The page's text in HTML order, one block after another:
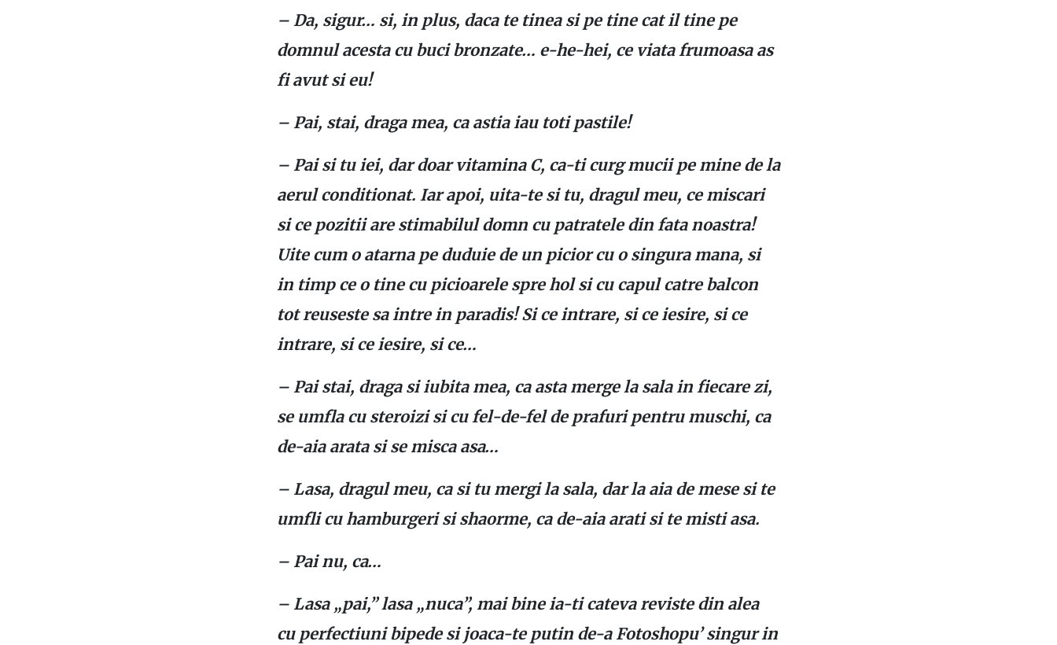
– Da, sigur… si, in plus, daca te tinea si pe tine cat il tine pe
domnul acesta cu buci bronzate… e-he-hei, ce viata frumoasa as
fi avut si eu!
– Pai, stai, draga mea, ca astia iau toti pastile!
– Pai si tu iei, dar doar vitamina C, ca-ti curg mucii pe mine de la
aerul conditionat. Iar apoi, uita-te si tu, dragul meu, ce miscari
si ce pozitii are stimabilul domn cu patratele din fata noastra!
Uite cum o atarna pe duduie de un picior cu o singura mana, si
in timp ce o tine cu picioarele spre hol si cu capul catre balcon
tot reuseste sa intre in paradis! Si ce intrare, si ce iesire, si ce
intrare, si ce iesire, si ce…
– Pai stai, draga si iubita mea, ca asta merge la sala in fiecare zi,
se umfla cu steroizi si cu fel-de-fel de prafuri pentru muschi, ca
de-aia arata si se misca asa…
– Lasa, dragul meu, ca si tu mergi la sala, dar la aia de mese si te
umfli cu hamburgeri si shaorme, ca de-aia arati si te misti asa.
– Pai nu, ca…
– Lasa „pai,” lasa „nuca”, mai bine ia-ti cateva reviste din alea
cu perfectiuni bipede si joaca-te putin de-a Fotoshopu’ singur in